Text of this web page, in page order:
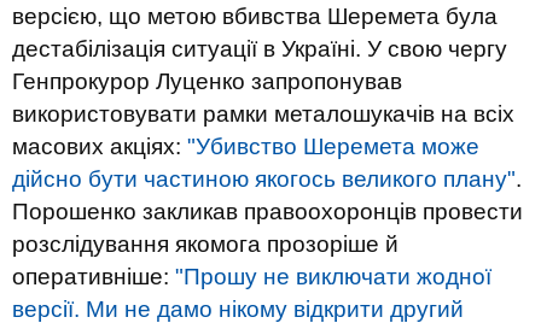
версією, що метою вбивства Шеремета була
дестабілізація ситуації в Україні. У свою чергу
Генпрокурор Луценко запропонував
використовувати рамки металошукачів на всіх
масових акціях: "Убивство Шеремета може
дійсно бути частиною якогось великого плану".
Порошенко закликав правоохоронців провести
розслідування якомога прозоріше й
оперативніше: "Прошу не виключати жодної
версії. Ми не дамо нікому відкрити другий